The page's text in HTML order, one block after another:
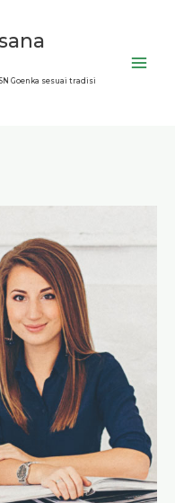
Goenka sesuai tradisi